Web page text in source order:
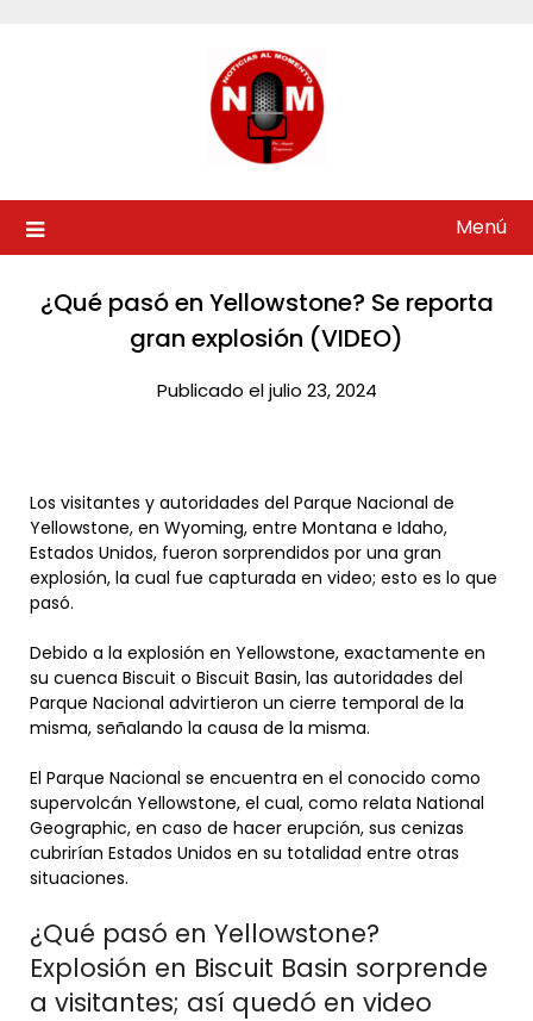
Menú
¿Qué pasó en Yellowstone? Se reporta
gran explosión (VIDEO)​
Publicado el julio 23, 2024
Los visitantes y autoridades del Parque Nacional de
Yellowstone, en Wyoming, entre Montana e Idaho,
Estados Unidos, fueron sorprendidos por una gran
explosión, la cual fue capturada en video; esto es lo que
pasó.
Debido a la explosión en Yellowstone, exactamente en
su cuenca Biscuit o Biscuit Basin, las autoridades del
Parque Nacional advirtieron un cierre temporal de la
misma, señalando la causa de la misma.
El Parque Nacional se encuentra en el conocido como
supervolcán Yellowstone, el cual, como relata National
Geographic, en caso de hacer erupción, sus cenizas
cubrirían Estados Unidos en su totalidad entre otras
situaciones.
¿Qué pasó en Yellowstone?
Explosión en Biscuit Basin sorprende
a visitantes; así quedó en video